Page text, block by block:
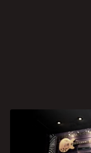
Um jornalista de